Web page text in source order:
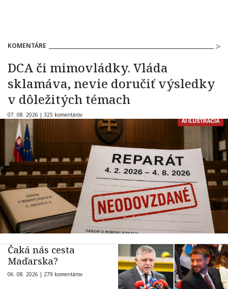
KOMENTÁRE
DCA či mimovládky. Vláda
sklamáva, nevie doručiť výsledky
v dôležitých témach
07. 08. 2026 | 325 komentárov
Čaká nás cesta
Maďarska?
06. 08. 2026 | 279 komentárov